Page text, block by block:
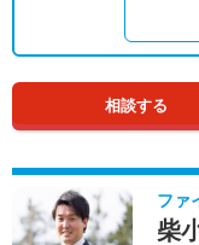
相談する
ファ
柴